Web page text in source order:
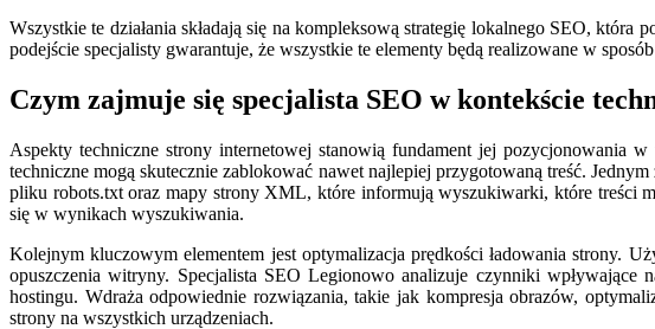
Wszystkie te działania składają się na kompleksową strategię lokalnego SEO,
podejście specjalisty gwarantuje, że wszystkie te elementy będą realizowane w
Czym zajmuje się specjalista SEO w kontekście
Aspekty techniczne strony internetowej stanowią fundament jej pozycjonowania
techniczne mogą skutecznie zablokować nawet najlepiej przygotowaną treść.
pliku robots.txt oraz mapy strony XML, które informują wyszukiwarki, które treści
się w wynikach wyszukiwania.
Kolejnym kluczowym elementem jest optymalizacja prędkości ładowania strony.
opuszczenia witryny. Specjalista SEO Legionowo analizuje czynniki
hostingu. Wdraża odpowiednie rozwiązania, takie jak kompresja obrazów,
strony na wszystkich urządzeniach.